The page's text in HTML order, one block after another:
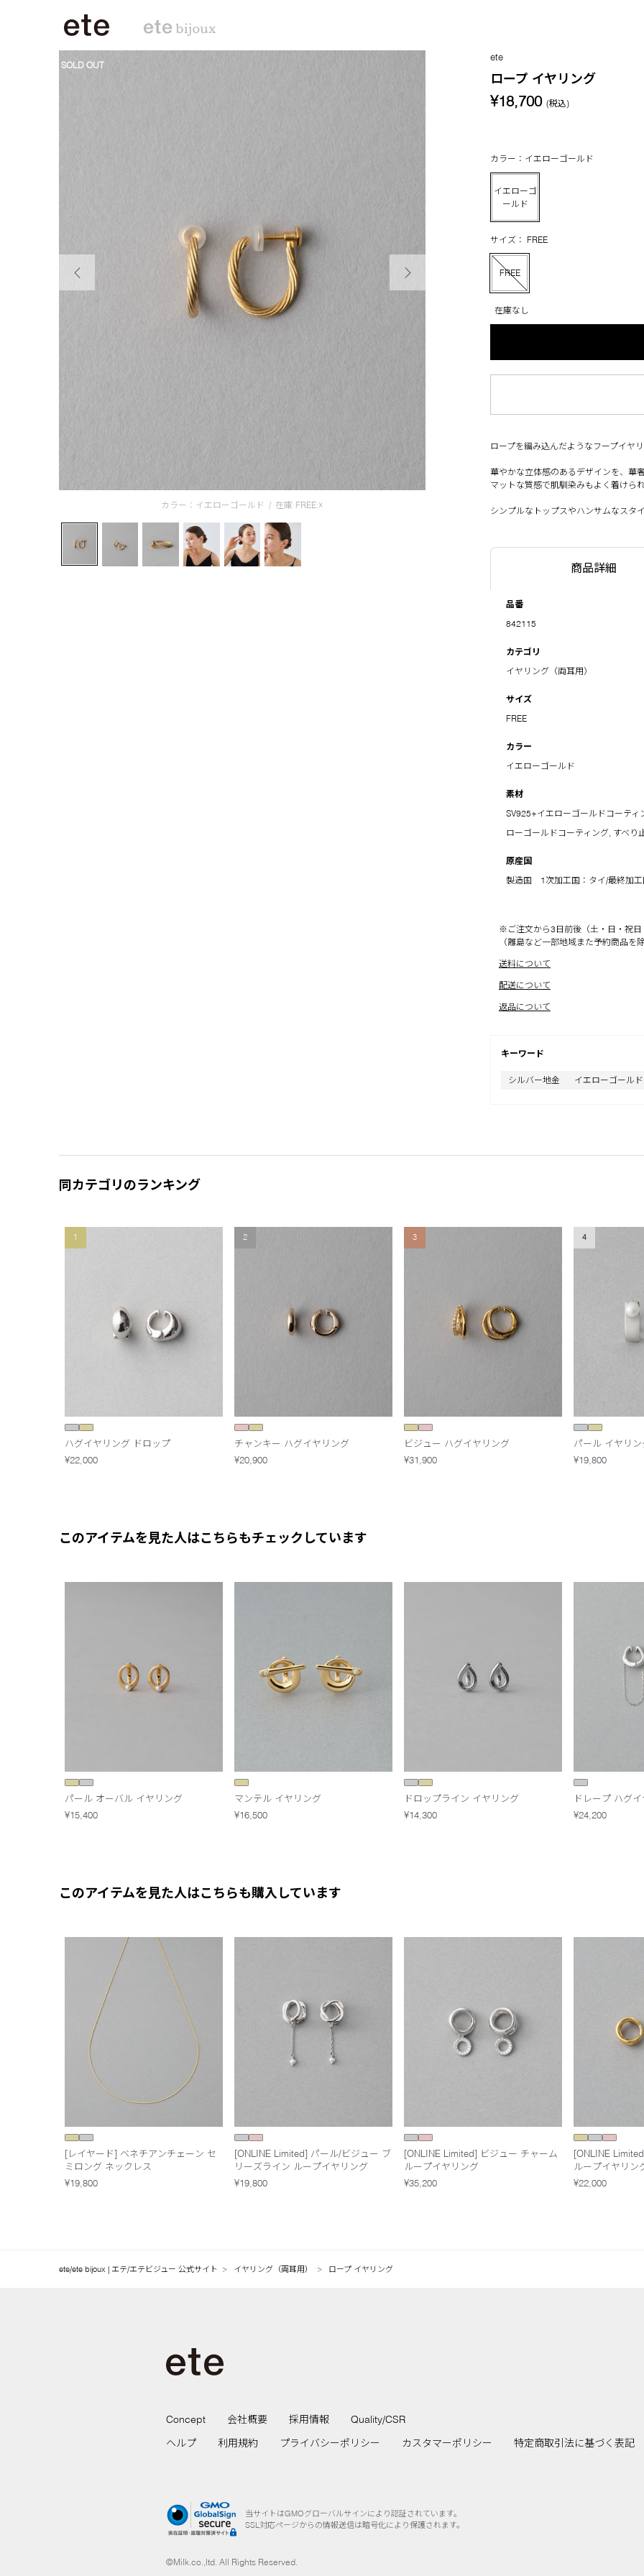
カラー：イエローゴールド / 在庫 FREE:☓
SOLD OUT
ete
ロープ イヤリング
¥18,700 (税込)
カラー：イエローゴールド
イエローゴ
ールド
サイズ： FREE
FREE
在庫なし
ロープを編み込んだようなフープイヤ
華やかな立体感のあるデザインを、華
マットな質感で肌馴染みもよく着けら
シンプルなトップスやハンサムなスタ
商品詳細
品番
842115
カテゴリ
イヤリング（両耳用）
サイズ
FREE
カラー
イエローゴールド
素材
SV925+イエローゴールドコーテ
ローゴールドコーティング, すべり
原産国
製造国 1次加工国：タイ/最終加工
※ご注文から3日前後（土・日・祝
（離島など一部地域また予約商品を
送料について
配送について
返品について
キーワード
シルバー地金 イエローゴールド
同カテゴリのランキング
1
ハグイヤリング ドロップ
¥22,000
2
チャンキー ハグイヤリング
¥20,900
3
ビジュー ハグイヤリング
¥31,900
4
パール イヤリン
¥19,800
このアイテムを見た人はこちらもチェックしています
パール オーバル イヤリング
¥15,400
マンテル イヤリング
¥16,500
ドロップライン イヤリング
¥14,300
ドレープ ハグ
¥24,200
このアイテムを見た人はこちらも購入しています
[レイヤード] ベネチアンチェーン セ
ミロング ネックレス
¥19,800
[ONLINE Limited] パール/ビジュー ブ
リーズライン ループイヤリング
¥19,800
[ONLINE Limited] ビジュー チャーム
ループイヤリング
¥35,200
[ONLINE
ループイヤリン
¥22,000
ete/ete bijoux | エテ/エテビジュー 公式サイト イヤリング（両耳用） ロープ イヤリング
Concept 会社概要 採用情報
Quality/CSR
ヘルプ
利用規約 プライバシーポリシー カスタマーポリシー 特定商取引法に基づく表記
当サイトはGMOグローバルサインにより認証されています。
SSL対応ページからの情報送信は暗号化により保護されます。
©Milk.co.,ltd. All Rights Reserved.